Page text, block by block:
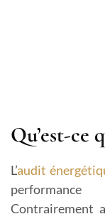
Qu’est-ce
L’audit
Contrairement